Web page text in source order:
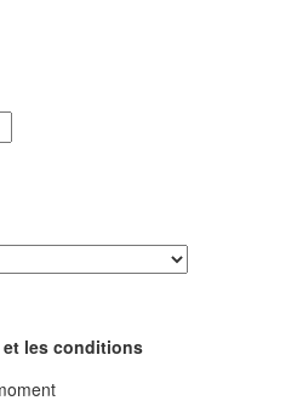
et les conditions